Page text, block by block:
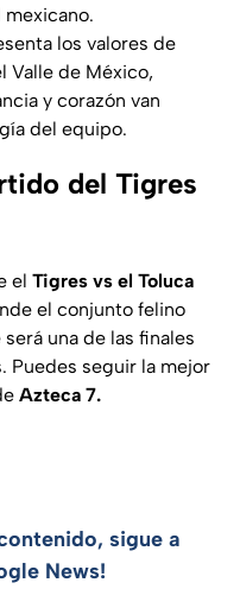
los valores de
Valle de México,
y corazón van
del equipo.
del Tigres
el Tigres vs el Toluca
el conjunto felino
una de las finales
Puedes seguir la mejor
Azteca 7.
sigue a
News!